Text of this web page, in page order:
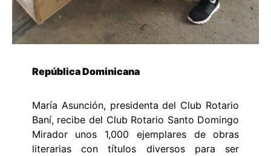
República Dominicana
María Asunción, presidenta del Club Rotario
Baní, recibe del Club Rotario Santo Domingo
Mirador unos 1,000 ejemplares de obras
literarias con títulos diversos para ser